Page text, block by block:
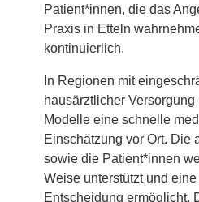
Patient*innen, die das
Praxis in Etteln
kontinuierlich.
In Regionen mit
hausärztlicher
Modelle eine schnelle
Einschätzung vor Ort. Die
sowie die Patient*innen
Weise unterstützt und
Entscheidung ermöglicht.